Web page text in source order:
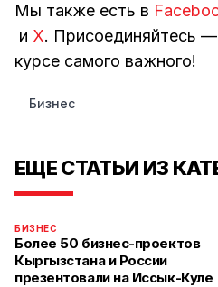
Мы также есть в
и Х. Присоединяйтесь —
курсе самого важного!
Бизнес
ЕЩЕ СТАТЬИ ИЗ
БИЗНЕС
Более 50 бизнес-проектов
Кыргызстана и России
презентовали на Иссык-Куле